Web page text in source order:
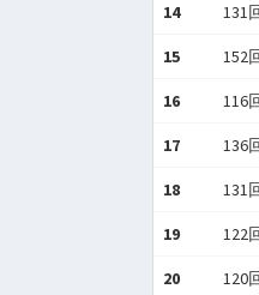
14 131
15 152
16 116
17 136
18 131
19 122
20 120